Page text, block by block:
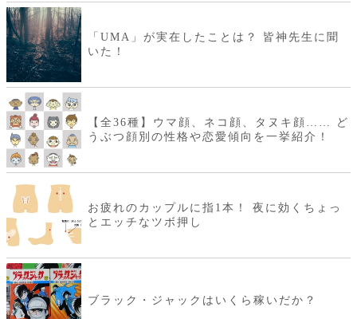
「UMA」が実在したことは？ 皆神先生に聞
いた！
【全36種】ウマ顔、ネコ顔、タヌキ顔…… ど
うぶつ顔別の性格や恋愛傾向を一挙紹介！
お疲れのカップルに指1本！ 夜に効くちょっ
とエッチなツボ押し
ブラック・ジャックはいくら稼いだか？